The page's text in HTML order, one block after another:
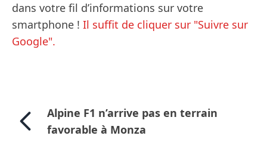
dans votre fil d’informations sur votre
smartphone ! Il suffit de cliquer sur "Suivre sur
Google".
Alpine F1 n’arrive pas en terrain
favorable à Monza